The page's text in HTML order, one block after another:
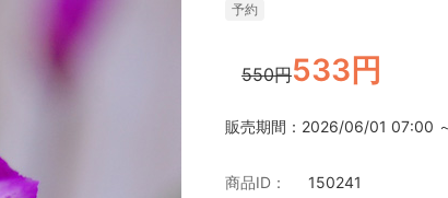
予約
550円533円
販売期間：2026/06/01 07:00
商品ID： 150241